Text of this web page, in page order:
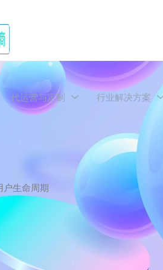
代运营与定制 行业解决方案
户生命周期